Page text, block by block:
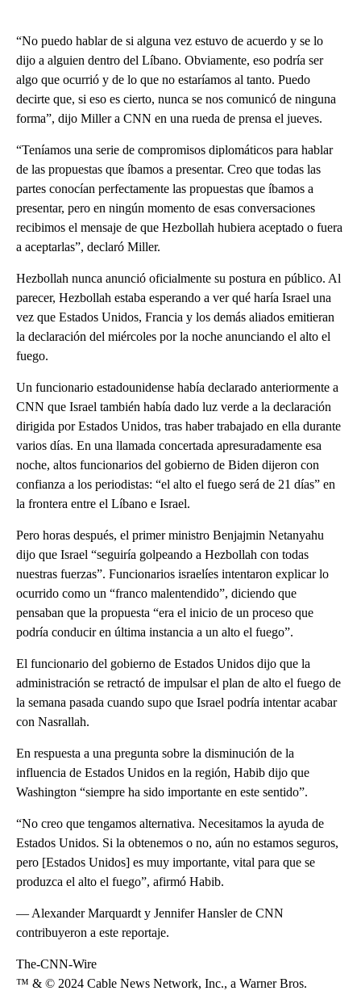
“No puedo hablar de si alguna vez estuvo de acuerdo y se lo
dijo a alguien dentro del Líbano. Obviamente, eso podría ser
algo que ocurrió y de lo que no estaríamos al tanto. Puedo
decirte que, si eso es cierto, nunca se nos comunicó de ninguna
forma”, dijo Miller a CNN en una rueda de prensa el jueves.
“Teníamos una serie de compromisos diplomáticos para hablar
de las propuestas que íbamos a presentar. Creo que todas las
partes conocían perfectamente las propuestas que íbamos a
presentar, pero en ningún momento de esas conversaciones
recibimos el mensaje de que Hezbollah hubiera aceptado o fuera
a aceptarlas”, declaró Miller.
Hezbollah nunca anunció oficialmente su postura en público. Al
parecer, Hezbollah estaba esperando a ver qué haría Israel una
vez que Estados Unidos, Francia y los demás aliados emitieran
la declaración del miércoles por la noche anunciando el alto el
fuego.
Un funcionario estadounidense había declarado anteriormente a
CNN que Israel también había dado luz verde a la declaración
dirigida por Estados Unidos, tras haber trabajado en ella durante
varios días. En una llamada concertada apresuradamente esa
noche, altos funcionarios del gobierno de Biden dijeron con
confianza a los periodistas: “el alto el fuego será de 21 días” en
la frontera entre el Líbano e Israel.
Pero horas después, el primer ministro Benjajmin Netanyahu
dijo que Israel “seguiría golpeando a Hezbollah con todas
nuestras fuerzas”. Funcionarios israelíes intentaron explicar lo
ocurrido como un “franco malentendido”, diciendo que
pensaban que la propuesta “era el inicio de un proceso que
podría conducir en última instancia a un alto el fuego”.
El funcionario del gobierno de Estados Unidos dijo que la
administración se retractó de impulsar el plan de alto el fuego de
la semana pasada cuando supo que Israel podría intentar acabar
con Nasrallah.
En respuesta a una pregunta sobre la disminución de la
influencia de Estados Unidos en la región, Habib dijo que
Washington “siempre ha sido importante en este sentido”.
“No creo que tengamos alternativa. Necesitamos la ayuda de
Estados Unidos. Si la obtenemos o no, aún no estamos seguros,
pero [Estados Unidos] es muy importante, vital para que se
produzca el alto el fuego”, afirmó Habib.
— Alexander Marquardt y Jennifer Hansler de CNN
contribuyeron a este reportaje.
The-CNN-Wire
™ & © 2024 Cable News Network, Inc., a Warner Bros.